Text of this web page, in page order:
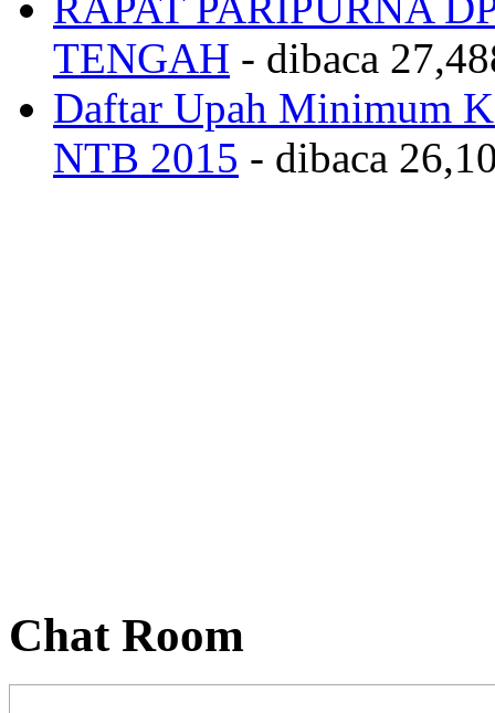
TENGAH - dibaca
Daftar Upah Minimum
NTB 2015 - dibaca
Chat Room